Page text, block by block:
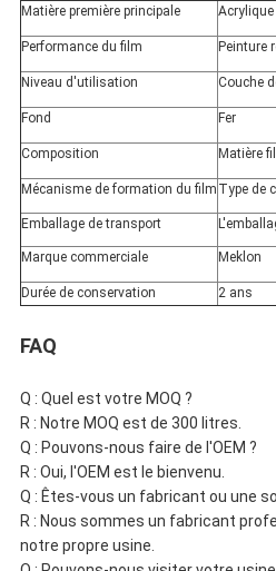
Matière première principale Acrylique
Performance du film Peinture
Niveau d'utilisation Couche
Fond Fer
Composition Matière
Mécanisme de formation du film Type de
Emballage de transport
Marque commerciale Meklon
Durée de conservation 2 ans
FAQ
Q : Quel est votre MOQ ?
R : Notre MOQ est de 300 litres.
Q : Pouvons-nous faire de l'OEM ?
R : Oui, l'OEM est le bienvenu.
Q : Êtes-vous un fabricant ou une
R : Nous sommes un fabricant
notre propre usine.